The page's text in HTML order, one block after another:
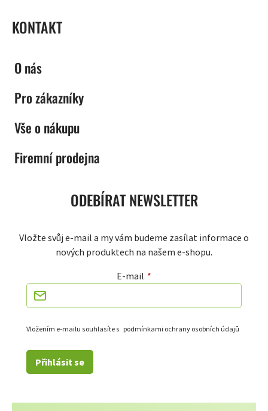
KONTAKT
O nás
Pro zákazníky
Vše o nákupu
Firemní prodejna
ODEBÍRAT NEWSLETTER
Vložte svůj e-mail a my vám budeme zasílat informace o
nových produktech na našem e-shopu.
E-mail
Vložením e-mailu souhlasíte s podmínkami ochrany osobních údajů
Přihlásit se